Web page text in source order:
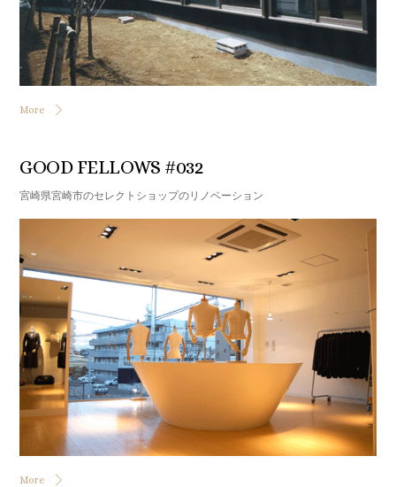
More
GOOD FELLOWS #032
宮崎県宮崎市のセレクトショップのリノベーション
More